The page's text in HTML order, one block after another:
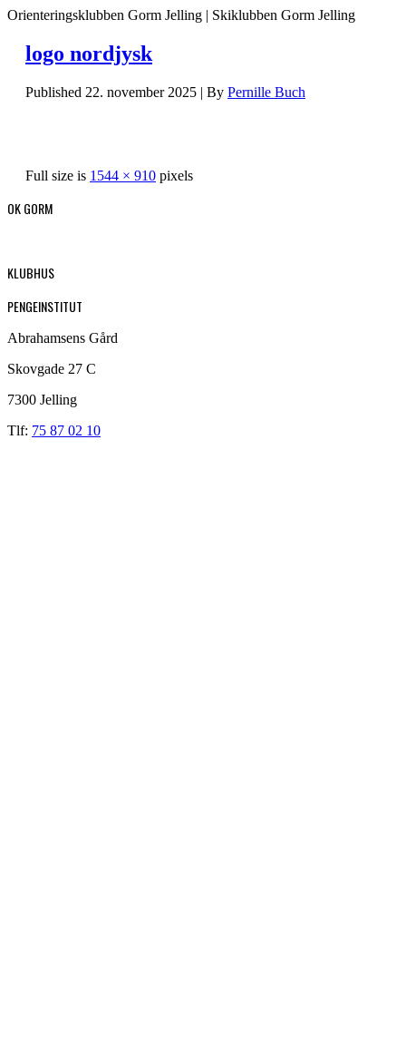
Orienteringsklubben Gorm Jelling | Skiklubben Gorm Jelling
logo nordjysk
Published 22. november 2025 | By Pernille Buch
Full size is 1544 × 910 pixels
OK GORM
KLUBHUS
PENGEINSTITUT
Abrahamsens Gård
Skovgade 27 C
7300 Jelling
Tlf: 75 87 02 10